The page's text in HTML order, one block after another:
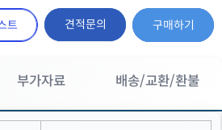
트 견적문의 구매하기
부가자료 배송/교환/환불